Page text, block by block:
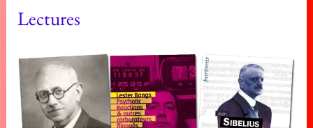
Lectures